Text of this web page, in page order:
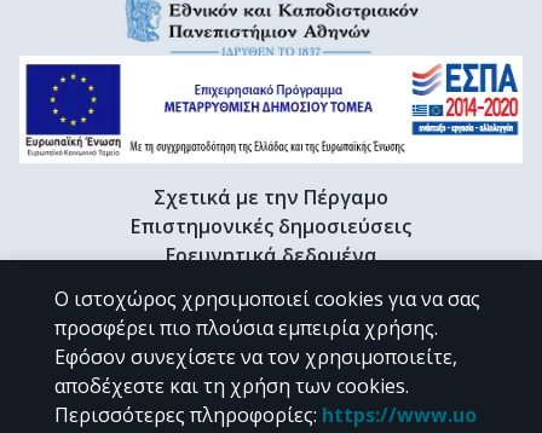
Σχετικά με την Πέργαμο
Επιστημονικές δημοσιεύσεις
Ερευνητικά δεδομένα
Διδακτορικές διατριβές & Γκρίζα βιβλιογραφία
Προφίλ Ερευνητή
CC BY-NC 4.0
Ο ιστοχώρος χρησιμοποιεί cookies για να σας
προσφέρει πιο πλούσια εμπειρία χρήσης.
Εφόσον συνεχίσετε να τον χρησιμοποιείτε,
αποδέχεστε και τη χρήση των cookies.
Περισσότερες πληροφορίες: https://www.uo